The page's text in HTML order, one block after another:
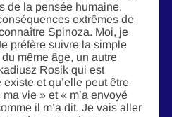
de la pensée humaine.
extrêmes de
Spinoza. Moi, je
préfère suivre la simple
même âge, un autre
Rosik qui est
et qu’elle peut être
vie » et « m’a envoyé
il m’a dit. Je vais aller